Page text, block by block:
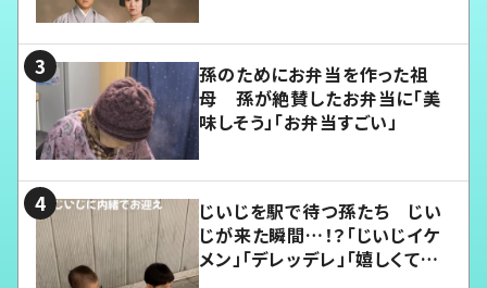
孫のためにお弁当を作った祖
母 孫が絶賛したお弁当に「美
味しそう」「お弁当すごい」
じいじを駅で待つ孫たち じい
じが来た瞬間…！？「じいじイケ
メン」「デレッデレ」「嬉しくて可